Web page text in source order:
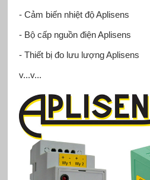
- Cảm biến nhiệt độ Aplisens
- Bộ cấp nguồn điện Aplisens
- Thiết bị đo lưu lượng Aplisens
v...v...